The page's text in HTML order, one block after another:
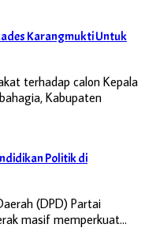
Karangmukti Untuk
terhadap calon Kepala
Kabupaten
Politik di
(DPD) Partai
masif memperkuat…